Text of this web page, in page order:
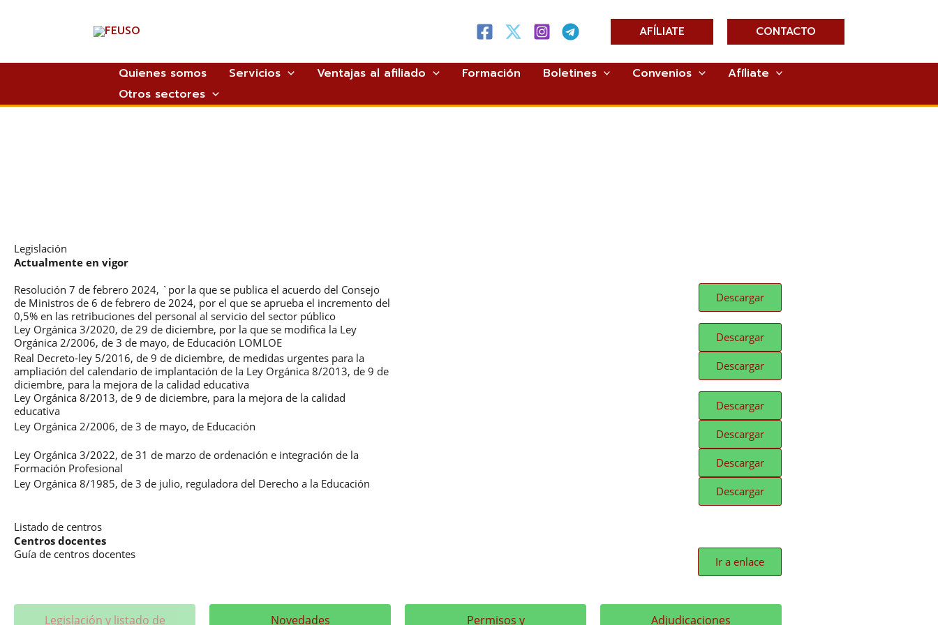
AFÍLIATE CONTACTO
Quienes somos Servicios Ventajas al afiliado Formación Boletines Convenios
Afíliate
Otros sectores
Legislación
Actualmente en vigor
Resolución 7 de febrero 2024, `por la que se publica el acuerdo del Consejo
de Ministros de 6 de febrero de 2024, por el que se aprueba el incremento del
0,5% en las retribuciones del personal al servicio del sector público
Descargar
Ley Orgánica 3/2020, de 29 de diciembre, por la que se modifica la Ley
Orgánica 2/2006, de 3 de mayo, de Educación LOMLOE
Descargar
Real Decreto-ley 5/2016, de 9 de diciembre, de medidas urgentes para la
ampliación del calendario de implantación de la Ley Orgánica 8/2013, de 9 de
diciembre, para la mejora de la calidad educativa
Descargar
Ley Orgánica 8/2013, de 9 de diciembre, para la mejora de la calidad
educativa
Descargar
Ley Orgánica 2/2006, de 3 de mayo, de Educación
Descargar
Ley Orgánica 3/2022, de 31 de marzo de ordenación e integración de la
Formación Profesional
Descargar
Ley Orgánica 8/1985, de 3 de julio, reguladora del Derecho a la Educación
Descargar
Listado de centros
Centros docentes
Guía de centros docentes
Ir a enlace
Legislación y listado de Novedades Permisos y Adjudicaciones